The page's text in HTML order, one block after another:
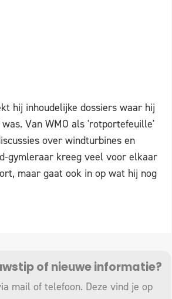
hij inhoudelijke dossiers waar hij
Van WMO als 'rotportefeuille'
over windturbines en
gymleraar kreeg veel voor elkaar
maar gaat ook in op wat hij nog
of nieuwe informatie?
mail of telefoon. Deze vind je op